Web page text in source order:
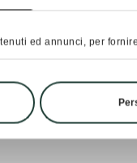
ed annunci, per